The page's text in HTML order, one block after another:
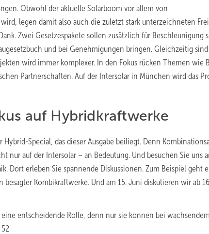
Obwohl der aktuelle Solarboom vor allem von
legen damit also auch die zuletzt stark unterzeichneten
Zwei Gesetzespakete sollen zusätzlich für
und bei Genehmigungen bringen. Gleichzeitig
wird immer komplexer. In den Fokus rücken Themen wie
Partnerschaften. Auf der Intersolar in München wird das
auf Hybridkraftwerke
Hybrid-Special, das dieser Ausgabe beiliegt. Denn
nur auf der Intersolar – an Bedeutung. Und besuchen Sie uns
Dort erleben Sie spannende Diskussionen. Zum Beispiel geht
besagter Kombikraftwerke. Und am 15. Juni diskutieren wir ab
entscheidende Rolle, denn nur sie können bei